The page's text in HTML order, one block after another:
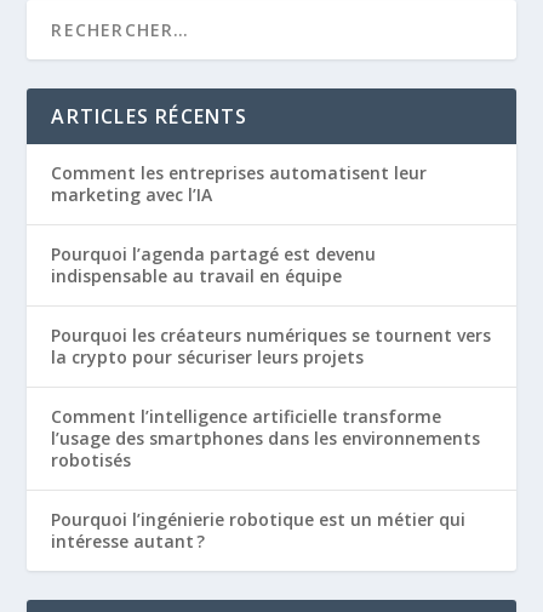
ARTICLES RÉCENTS
Comment les entreprises automatisent leur
marketing avec l’IA
Pourquoi l’agenda partagé est devenu
indispensable au travail en équipe
Pourquoi les créateurs numériques se tournent vers
la crypto pour sécuriser leurs projets
Comment l’intelligence artificielle transforme
l’usage des smartphones dans les environnements
robotisés
Pourquoi l’ingénierie robotique est un métier qui
intéresse autant ?